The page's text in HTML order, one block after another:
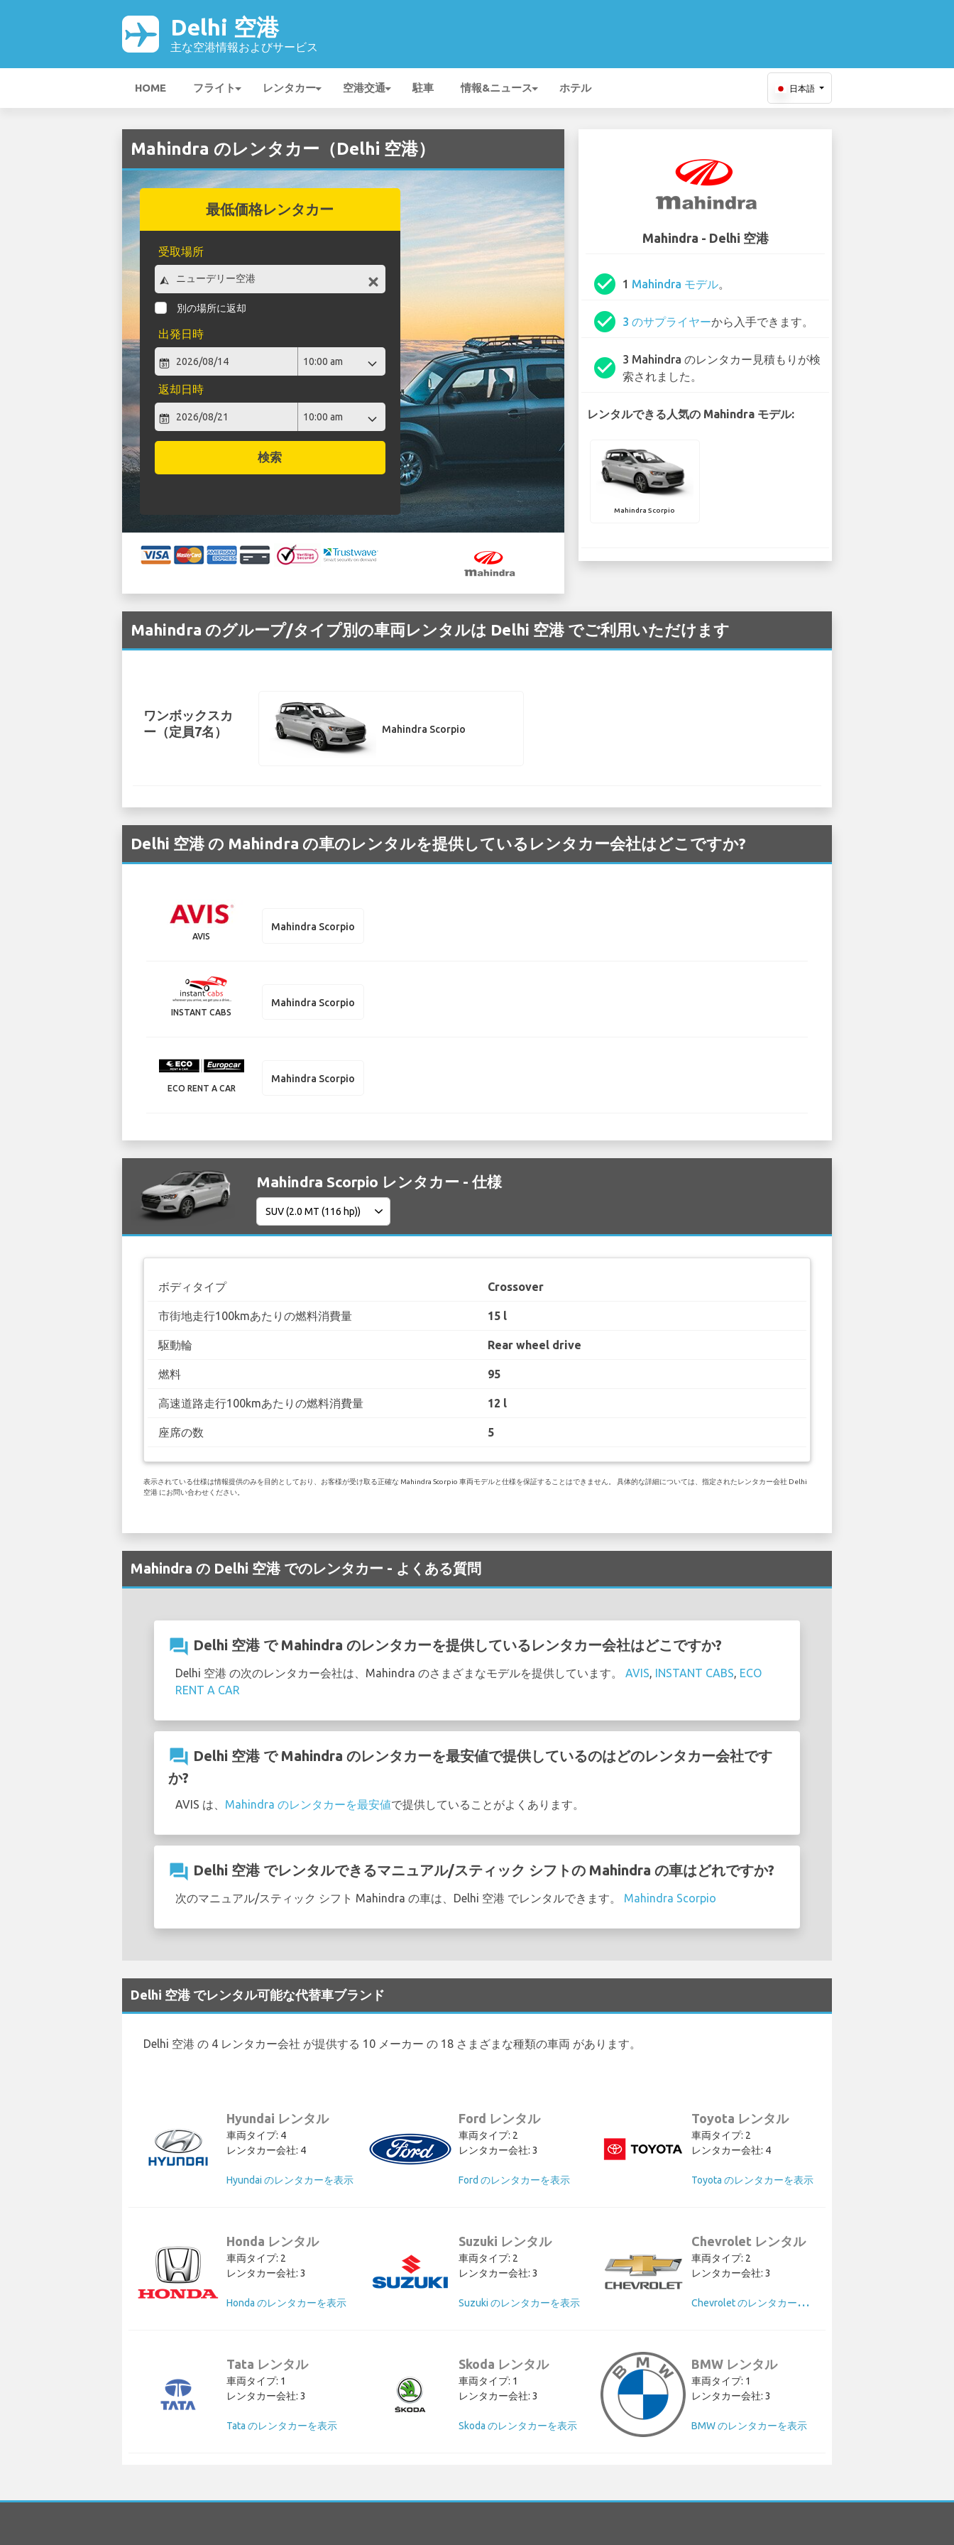
Delhi 空港
主な空港情報およびサービス
HOME フライト レンタカー 空港交通 駐車 情報&ニュース ホテル 日本語
Mahindra のレンタカー（Delhi 空港）
最低価格レンタカー
受取場所
別の場所に返却
出発日時
返却日時
検索
Mahindra - Delhi 空港
check_circle 1 Mahindra モデル。
check_circle 3 のサプライヤーから入手できます。
check_circle
3 Mahindra のレンタカー見積もりが検
索されました。
レンタルできる人気の Mahindra モデル:
Mahindra Scorpio
Mahindra のグループ/タイプ別の車両レンタルは Delhi 空港 でご利用いただけます
ワンボックスカ
ー（定員7名）
Mahindra Scorpio
Delhi 空港 の Mahindra の車のレンタルを提供しているレンタカー会社はどこですか?
AVIS
Mahindra Scorpio
INSTANT CABS
Mahindra Scorpio
ECO RENT A CAR
Mahindra Scorpio
Mahindra Scorpio レンタカー - 仕様
ボディタイプ Crossover
市街地走行100kmあたりの燃料消費量 15 l
駆動輪 Rear wheel drive
燃料 95
高速道路走行100kmあたりの燃料消費量 12 l
座席の数 5
表示されている仕様は情報提供のみを目的としており、お客様が受け取る正確な Mahindra Scorpio 車両モデルと仕様を保証することはできません。 具体的な詳細については、指定されたレンタカー会社 Delhi
空港 にお問い合わせください。
Mahindra の Delhi 空港 でのレンタカー - よくある質問
question_answer Delhi 空港 で Mahindra のレンタカーを提供しているレンタカー会社はどこですか?
Delhi 空港 の次のレンタカー会社は、Mahindra のさまざまなモデルを提供しています。 AVIS, INSTANT CABS, ECO
RENT A CAR
question_answer Delhi 空港 で Mahindra のレンタカーを最安値で提供しているのはどのレンタカー会社です
か?
AVIS は、 Mahindra のレンタカーを最安値で提供していることがよくあります。
question_answer Delhi 空港 でレンタルできるマニュアル/スティック シフトの Mahindra の車はどれですか?
次のマニュアル/スティック シフト Mahindra の車は、Delhi 空港 でレンタルできます。 Mahindra Scorpio
Delhi 空港 でレンタル可能な代替車ブランド
Delhi 空港 の 4 レンタカー会社 が提供する 10 メーカー の 18 さまざまな種類の車両 があります。
Hyundai レンタル
車両タイプ: 4
レンタカー会社: 4
Hyundai のレンタカーを表示
Ford レンタル
車両タイプ: 2
レンタカー会社: 3
Ford のレンタカーを表示
Toyota レンタル
車両タイプ: 2
レンタカー会社: 4
Toyota のレンタカーを表示
Honda レンタル
車両タイプ: 2
レンタカー会社: 3
Honda のレンタカーを表示
Suzuki レンタル
車両タイプ: 2
レンタカー会社: 3
Suzuki のレンタカーを表示
Chevrolet レンタル
車両タイプ: 2
レンタカー会社: 3
C
hevrolet のレンタカーを表示
Tata レンタル
車両タイプ: 1
レンタカー会社: 3
Tata のレンタカーを表示
Skoda レンタル
車両タイプ: 1
レンタカー会社: 3
Skoda のレンタカーを表示
BMW レンタル
車両タイプ: 1
レンタカー会社: 3
BMW のレンタカーを表示